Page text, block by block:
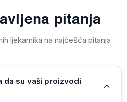
pitanja
ljekarnika na najčešća pitanja
da su vaši proizvodi